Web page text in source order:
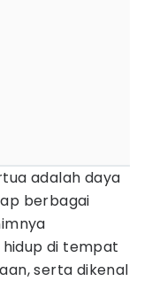
adalah daya
berbagai
di tempat
serta dikenal